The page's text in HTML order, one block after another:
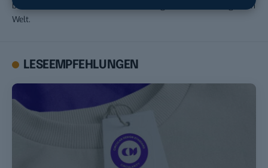
berichtet über Mobilitäts- und Technologietrends aus der ganzen
Welt.
LESEEMPFEHLUNGEN